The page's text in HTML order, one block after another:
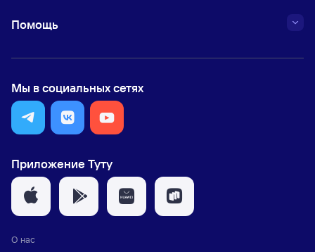
Помощь
Мы в социальных сетях
Приложение Туту
О нас